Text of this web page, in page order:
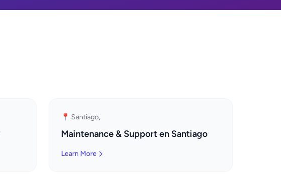
📍 Santiago,
Maintenance & Support en Santiago
Learn More